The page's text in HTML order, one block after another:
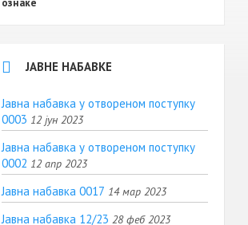
ознаке
ЈАВНЕ НАБАВКЕ
Јавна набавка у отвореном поступку
0003 12 јун 2023
Јавна набавка у отвореном поступку
0002 12 апр 2023
Јавна набавка 0017 14 мар 2023
Јавна набавка 12/23 28 феб 2023